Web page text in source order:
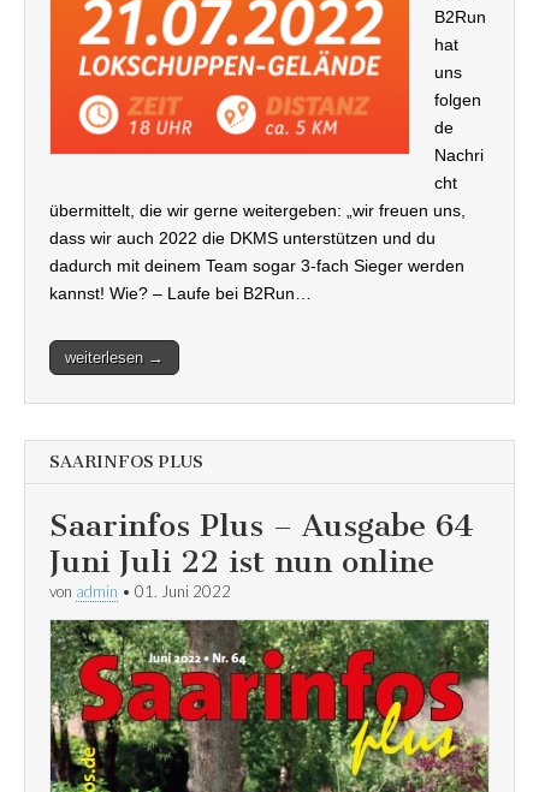
B2Run
hat
uns
folgen
de
Nachri
cht
übermittelt, die wir gerne weitergeben: „wir freuen uns,
dass wir auch 2022 die DKMS unterstützen und du
dadurch mit deinem Team sogar 3-fach Sieger werden
kannst! Wie? – Laufe bei B2Run…
weiterlesen →
SAARINFOS PLUS
Saarinfos Plus – Ausgabe 64
Juni Juli 22 ist nun online
von admin • 01. Juni 2022